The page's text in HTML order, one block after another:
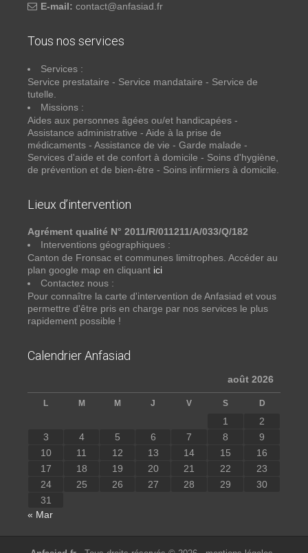
E-mail: contact@anfasiad.fr
Tous nos services
Services :
Service prestataire - Service mandataire - Service de
tutelle.
Missions :
Aides aux personnes âgées ou/et handicapées -
Assistance administrative - Aide à la prise de
médicaments - Assistance de vie - Garde malade -
Services d'aide et de confort à domicile - Soins d'hygiène,
de prévention et de bien-être - Soins infirmiers à domicile.
Lieux d’intervention
Agrément qualité N° 2011/R/011211/A/033/Q/182
Interventions géographiques :
Canton de Fronsac et communes limitrophes. Accéder au
plan google map en cliquant ici
Contactez nous :
Pour connaître la carte d'intervention de Anfasiad et vous
permettre d'être pris en charge par nos services le plus
rapidement possible !
Calendrier Anfasiad
août 2026
L M M J V S D
1
2
3
4 5 6 7 8
9
10
11 12 13 14 15
16
17
18 19 20 21 22
23
24
25 26 27 28 29
30
31
« Mar